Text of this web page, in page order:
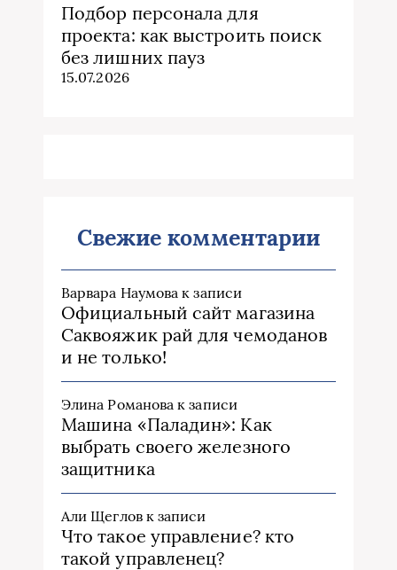
Подбор персонала для
проекта: как выстроить поиск
без лишних пауз
15.07.2026
Свежие комментарии
Варвара Наумова к записи
Официальный сайт магазина
Саквояжик рай для чемоданов
и не только!
Элина Романова к записи
Машина «Паладин»: Как
выбрать своего железного
защитника
Али Щегловк записи
Что такое управление? кто
такой управленец?